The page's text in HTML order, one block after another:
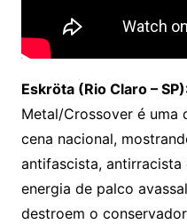
Eskröta (Rio Claro –
Metal/Crossover é uma
cena nacional,
antifascista, antirracista
energia de palco
destroem o